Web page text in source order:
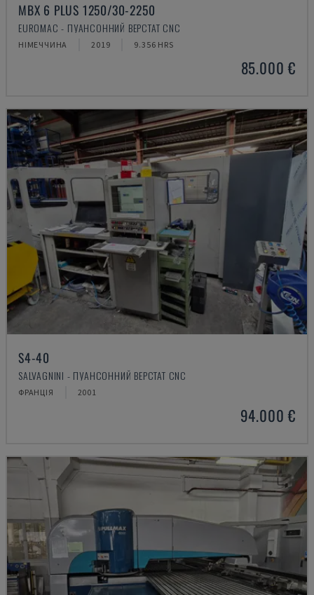
MBX 6 PLUS 1250/30-2250
EUROMAC - ПУАНСОННИЙ ВЕРСТАТ CNC
НІМЕЧЧИНА 2019 9.356 HRS
85.000 €
S4-40
SALVAGNINI - ПУАНСОННИЙ ВЕРСТАТ CNC
ФРАНЦІЯ 2001
94.000 €